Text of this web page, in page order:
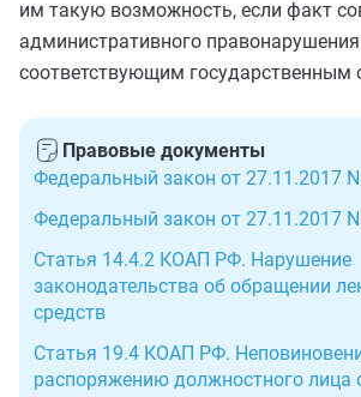
им такую возможность, если факт
административного
соответствующим государственным
Правовые документы
Федеральный закон от 27.11.2017
Федеральный закон от 27.11.2017
Статья 14.4.2 КОАП РФ. Нарушение
законодательства об обращении
средств
Статья 19.4 КОАП РФ.
распоряжению должностного лица